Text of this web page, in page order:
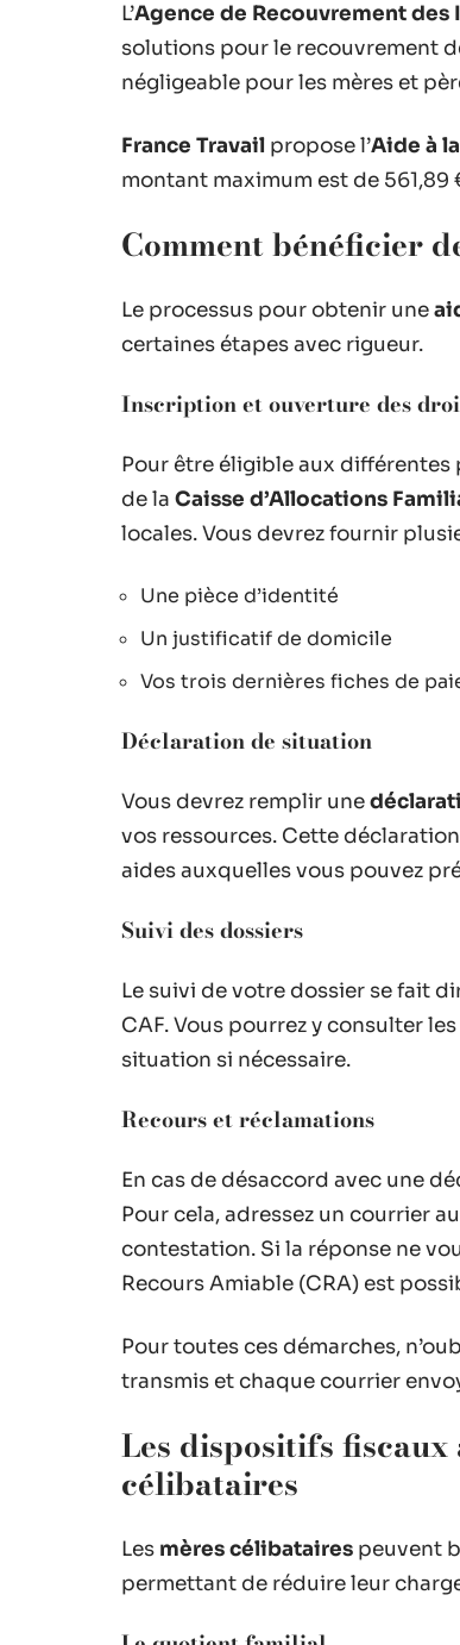
L’Agence de Recouvrement des
solutions pour le recouvrement
négligeable pour les mères et
France Travail propose l’Aide à
montant maximum est de 561,89
Comment bénéficier
Le processus pour obtenir une
certaines étapes avec rigueur.
Inscription et ouverture des
Pour être éligible aux différentes
de la Caisse d’Allocations
locales. Vous devrez fournir
Une pièce d’identité
Un justificatif de domicile
Vos trois dernières fiches de
Déclaration de situation
Vous devrez remplir une
vos ressources. Cette
aides auxquelles vous pouvez
Suivi des dossiers
Le suivi de votre dossier se fait
CAF. Vous pourrez y consulter
situation si nécessaire.
Recours et réclamations
En cas de désaccord avec une
Pour cela, adressez un courrier
contestation. Si la réponse ne
Recours Amiable (CRA) est
Pour toutes ces démarches,
transmis et chaque courrier
Les dispositifs
célibataires
Les mères célibataires peuvent
permettant de réduire leur